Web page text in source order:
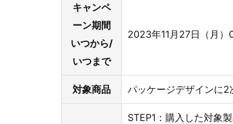
キャンペ
ーン期間
いつから/
いつまで
2023年11月27日（月
対象商品 パッケージデザインに
STEP1：購入した対象